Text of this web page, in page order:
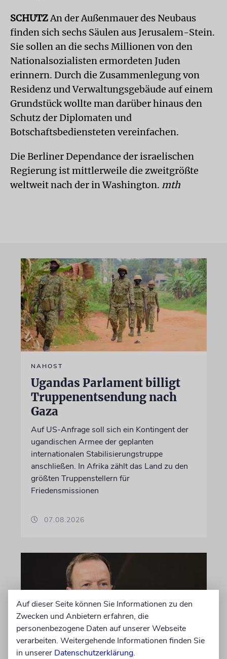
SCHUTZAn der Außenmauer des Neubaus
finden sich sechs Säulen aus Jerusalem-Stein.
Sie sollen an die sechs Millionen von den
Nationalsozialisten ermordeten Juden
erinnern. Durch die Zusammenlegung von
Residenz und Verwaltungsgebäude auf einem
Grundstück wollte man darüber hinaus den
Schutz der Diplomaten und
Botschaftsbediensteten vereinfachen.
Die Berliner Dependance der israelischen
Regierung ist mittlerweile die zweitgrößte
weltweit nach der in Washington. mth
NAHOST
Ugandas Parlament billigt
Truppenentsendung nach
Gaza
Auf US-Anfrage soll sich ein Kontingent der
ugandischen Armee der geplanten
internationalen Stabilisierungstruppe
anschließen. In Afrika zählt das Land zu den
größten Truppenstellern für
Friedensmissionen
07.08.2026
Auf dieser Seite können Sie Informationen zu den
Zwecken und Anbietern erfahren, die
personenbezogene Daten auf unserer Webseite
verarbeiten. Weitergehende Informationen finden Sie
in unserer Datenschutzerklärung.